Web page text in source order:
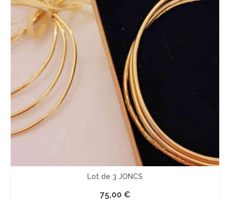
Lot de 3 JONCS
75,00 €